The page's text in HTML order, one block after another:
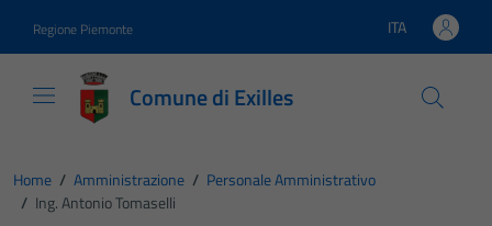
Regione Piemonte Lingua attiva:
ITA
Comune di Exilles
Home / Amministrazione / Personale Amministrativo
/ Ing. Antonio Tomaselli